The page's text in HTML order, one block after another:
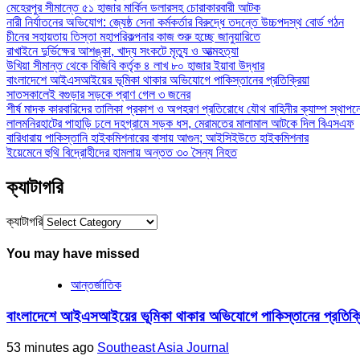
মেহেরপুর সীমান্তে ৫১ হাজার মার্কিন ডলারসহ চোরাকারবারী আটক
নারী নির্যাতনের অভিযোগ: জ্যেষ্ঠ সেনা কর্মকর্তার বিরুদ্ধে তদন্তে উচ্চপদস্থ বোর্ড গঠন
চীনের সহায়তায় তিস্তা মহাপরিকল্পনার কাজ শুরু হচ্ছে জানুয়ারিতে
রাখাইনে দুর্ভিক্ষের আশঙ্কা, খাদ্য সংকটে মৃত্যু ও আত্মহত্যা
উখিয়া সীমান্ত থেকে বিজিবি কর্তৃক ৪ লাখ ৮০ হাজার ইয়াবা উদ্ধার
বাংলাদেশে আইএসআইয়ের ভূমিকা থাকার অভিযোগে পাকিস্তানের প্রতিক্রিয়া
সাতসকালেই বগুড়ার সড়কে প্রাণ গেল ৩ জনের
শীর্ষ মাদক কারবারিদের তালিকা প্রকাশ ও অপহরণ প্রতিরোধে যৌথ বাহিনীর ক্যাম্প
লালমনিরহাটের পাহাড়ি ঢলে দহগ্রামে সড়ক ধস, মেরামতের মালামাল আটকে দিল বিএসএফ
বারিধারায় পাকিস্তানি হাইকমিশনারের বাসায় আগুন; আইসিইউতে হাইকমিশনার
ইয়েমেনে হুথি বিদ্রোহীদের হামলায় অন্তত ৩০ সৈন্য নিহত
ক্যাটাগরি
ক্যাটাগরি
You may have missed
আন্তর্জাতিক
বাংলাদেশে আইএসআইয়ের ভূমিকা থাকার অভিযোগে পাকিস্তানের
53 minutes ago Southeast Asia Journal